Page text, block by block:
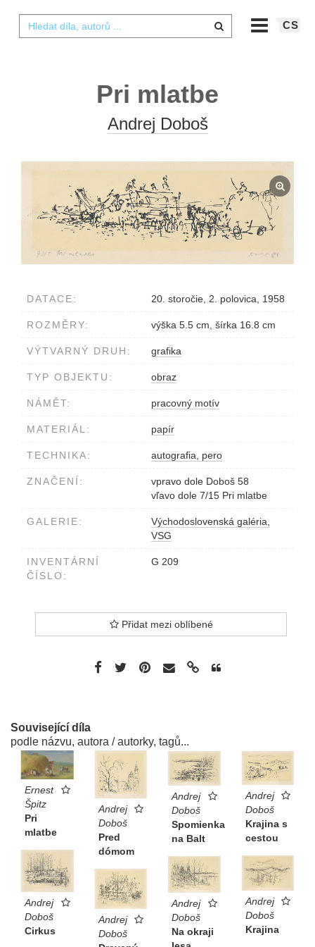
CS
Pri mlatbe
Andrej Doboš
DATACE: 20. storočie, 2. polovica, 1958
ROZMĚRY: výška 5.5 cm, šírka 16.8 cm
VÝTVARNÝ DRUH: grafika
TYP OBJEKTU: obraz
NÁMĚT: pracovný motív
MATERIÁL: papír
TECHNIKA: autografia, pero
ZNAČENÍ:
vpravo dole Doboš 58
vľavo dole 7/15 Pri mlatbe
GALERIE:
Východoslovenská galéria,
VSG
INVENTÁRNÍ
ČÍSLO:
G 209
Přidat mezi oblíbené
Související díla
podle názvu, autora / autorky, tagů...
Ernest
Špitz
Pri
mlatbe
Andrej
Doboš
Pred
dómom
Andrej
Doboš
Spomienka
na Balt
Andrej
Doboš
Krajina s
cestou
Andrej
Doboš
Cirkus
Andrej
Doboš
Krajina
Andrej
Doboš
Na okraji
Andrej
Doboš